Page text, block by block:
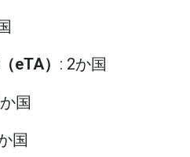
eTA） : 2か国
国
国